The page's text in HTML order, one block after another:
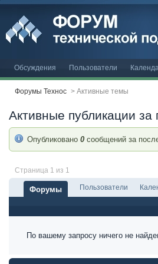
Обсуждения Пользователи
Форумы Технос > Активные темы
Активные публикации за
Опубликовано 0 сообщений за
Страница 1 из 1
Форумы Пользователи
По вашему запросу ничего не